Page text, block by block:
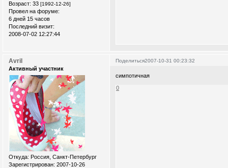
Возраст: 33 [1992-12-26]
Провел на форуме:
6 дней 15 часов
Последний визит:
2008-07-02 12:27:44
Поделиться2007-10-31 00:23:32
Avril
Активный участник
Откуда: Россия, Санкт-Петербург
Зарегистрирован: 2007-10-26
симпотичная
0